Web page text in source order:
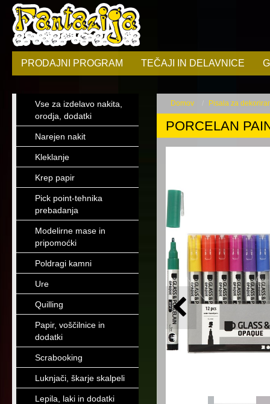
PRODAJNI PROGRAM TEČAJI IN DELAVNICE
Vse za izdelavo nakita,
orodja, dodatki
Narejen nakit
Kleklanje
Krep papir
Pick point-tehnika
prebadanja
Modelirne mase in
pripomoćki
Poldragi kamni
Ure
Quilling
Papir, voščilnice in
dodatki
Scrabooking
Luknjači, škarje skalpeli
Lepila, laki in dodatki
Domov Pisala za
PORCELAN